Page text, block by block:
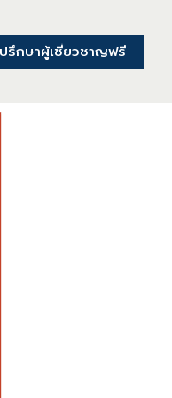
ปรึกษาผู้เชี่ยวชาญฟรี